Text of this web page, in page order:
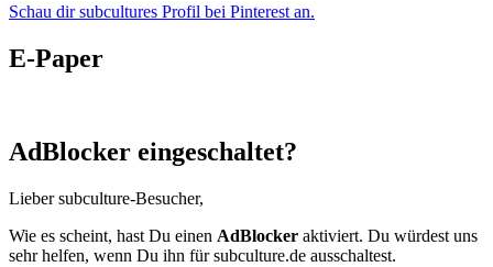
Schau dir subcultures Profil bei Pinterest an.
E-Paper
AdBlocker eingeschaltet?
Lieber subculture-Besucher,
Wie es scheint, hast Du einen AdBlocker aktiviert. Du würdest uns
sehr helfen, wenn Du ihn für subculture.de ausschaltest.